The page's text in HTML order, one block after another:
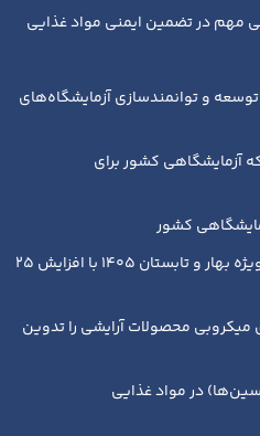
مهم در تضمین ایمنی مواد غذایی
و توانمندسازی آزمایشگاه‌های
شبکه آزمایشگاهی کشور برای
کشور
یارانه خدمات اعتباری آزمایشگاهی ویژه بهار و تابستان ۱۴۰۵ با افزایش ۲۵
محصولات آرایشی را تدوین
در مواد غذایی